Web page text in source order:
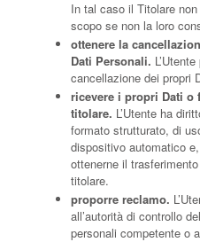
In tal caso il Titolare
scopo se non la loro
ottenere la
Dati Personali.
cancellazione dei propri
ricevere i propri Dati o
titolare. L’Utente ha
formato strutturato, di
dispositivo automatico
ottenerne il
titolare.
proporre reclamo.
all’autorità di controllo
personali competente o